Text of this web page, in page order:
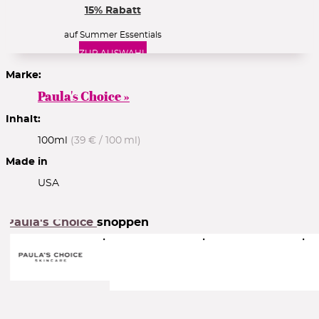
15% Rabatt
auf Summer Essentials
ZUR AUSWAHL
auf 1. Bestellung ab 39€ mit Kundenkonto
ab 5€ Guthaben
Marke:
Paula's Choice »
Inhalt:
100ml (39 € / 100 ml)
Made in
USA
Paula's Choice shoppen